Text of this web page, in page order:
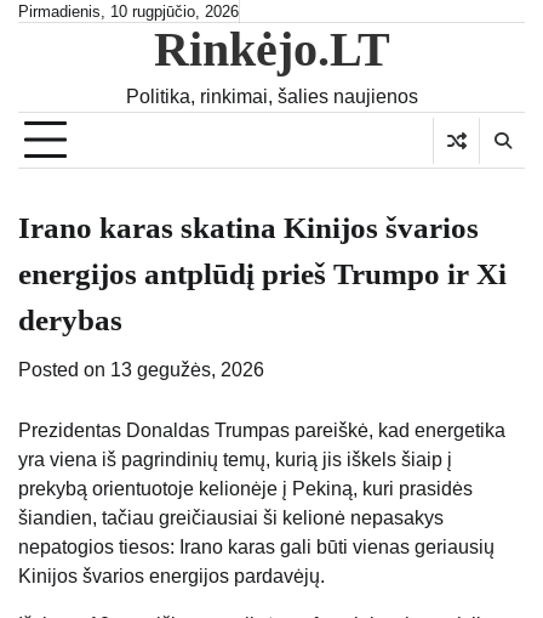
SkipPirmadienis, 10 rugpjūčio, 2026
Rinkėjo.LT
Politika, rinkimai, šalies naujienos
Irano karas skatina Kinijos švarios
energijos antplūdį prieš Trumpo ir Xi
derybas
Posted on 13 gegužės, 2026
Prezidentas Donaldas Trumpas pareiškė, kad energetika
yra viena iš pagrindinių temų, kurią jis iškels šiaip į
prekybą orientuotoje kelionėje į Pekiną, kuri prasidės
šiandien, tačiau greičiausiai ši kelionė nepasakys
nepatogios tiesos: Irano karas gali būti vienas geriausių
Kinijos švarios energijos pardavėjų.